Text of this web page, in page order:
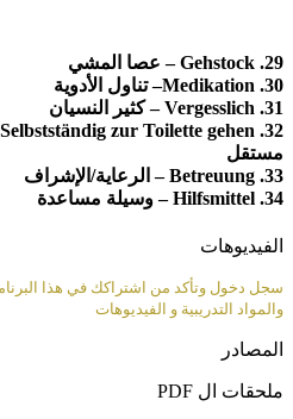
29. Gehstock – عصا المشي
30. Medikation– تناول الأدوية
31. Vergesslich – كثير النسيان
مستقل
33. Betreuung – الرعاية/الإشراف
34. Hilfsmittel – وسيلة مساعدة
الفيديوهات
سجل دخول وتأكد من اشتراكك في هذا
والمواد التدريبية و الفيديوهات
المصادر
ملحقات ال PDF